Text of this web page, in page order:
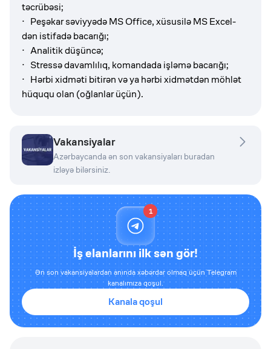
təcrübəsi;
· Peşəkar səviyyədə MS Office, xüsusilə MS Excel-
dən istifadə bacarığı;
· Analitik düşüncə;
· Stressə davamlılıq, komandada işləmə bacarığı;
· Hərbi xidməti bitirən və ya hərbi xidmətdən möhlət
hüququ olan (oğlanlar üçün).
Vakansiyalar
Azərbaycanda ən son vakansiyaları buradan
izləyə bilərsiniz.
1
İş elanlarını ilk sən gör!
Ən son vakansiyalardan anında xəbərdar olmaq üçün Telegram
kanalımıza qoşul.
Kanala qoşul